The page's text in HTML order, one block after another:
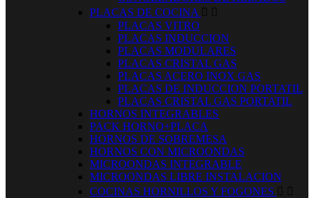
PLACAS DE COCINA  
PLACAS VITRO
PLACAS INDUCCION
PLACAS MODULARES
PLACAS CRISTAL GAS
PLACAS ACERO INOX GAS
PLACAS DE INDUCCION PORTATIL
PLACAS CRISTAL GAS PORTATIL
HORNOS INTEGRABLES
PACK HORNO+PLACA
HORNOS DE SOBREMESA
HORNOS CON MICROONDAS
MICROONDAS INTEGRABLE
MICROONDAS LIBRE INSTALACION
COCINAS HORNILLOS Y FOGONES  